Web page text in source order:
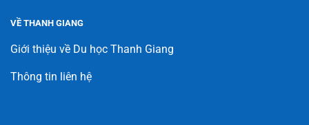
VỀ THANH GIANG
Giới thiệu về Du học Thanh Giang
Thông tin liên hệ